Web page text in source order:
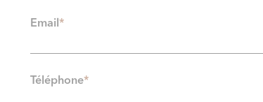
Email *
Téléphone*